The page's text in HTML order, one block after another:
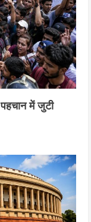
में जुटी